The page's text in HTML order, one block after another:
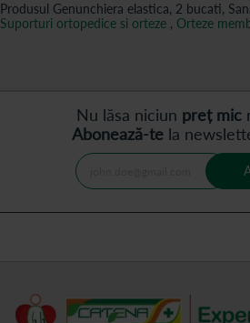
Produsul Genunchiera elastica, 2 bucati,
Suporturi ortopedice si orteze , Orteze
Nu lăsa niciun preț mic
Abonează-tela